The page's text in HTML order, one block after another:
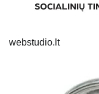
webstudio.lt